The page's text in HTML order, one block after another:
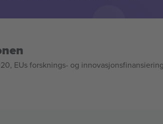
EUs forsknings- og